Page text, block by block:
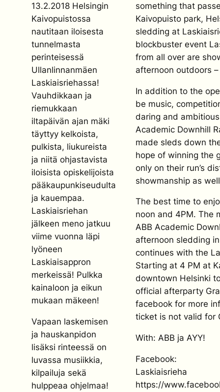
13.2.2018 Helsingin
Kaivopuistossa
nautitaan iloisesta
tunnelmasta
perinteisessä
Ullanlinnanmäen
Laskiaisriehassa!
Vauhdikkaan ja
riemukkaan
iltapäivän ajan mäki
täyttyy kelkoista,
pulkista, liukureista
ja niitä ohjastavista
iloisista opiskelijoista
pääkaupunkiseudulta
ja kauempaa.
Laskiaisriehan
jälkeen meno jatkuu
viime vuonna läpi
lyöneen
Laskiaisappron
merkeissä! Pulkka
kainaloon ja eikun
mukaan mäkeen!
Vapaan laskemisen
ja hauskanpidon
lisäksi rinteessä on
luvassa musiikkia,
kilpailuja sekä
hulppeaa ohjelmaa!
something that
Kaivopuisto park,
sledding at
blockbuster event
from all over are
afternoon outdoors
In addition to the
be music,
daring and
Academic Downhill
made sleds down
hope of winning the
only on their run’s
showmanship as
The best time to
noon and 4PM. The
ABB Academic
afternoon sledding
continues with the
Starting at 4 PM at
downtown Helsinki
official afterparty
facebook for more
ticket is not valid for
With: ABB ja AYY!
Facebook:
Laskiaisrieha
https://